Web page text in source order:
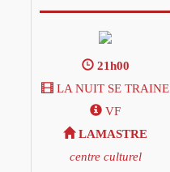
21h00
LA NUIT SE TRAINE
VF
LAMASTRE
centre culturel